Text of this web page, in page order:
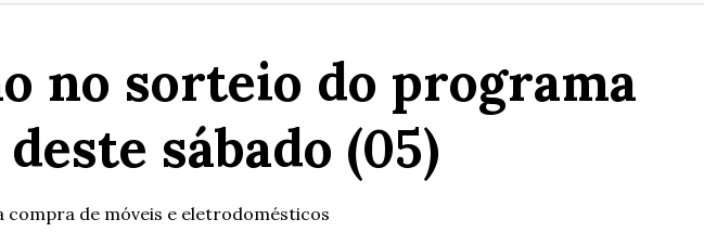
no sorteio do programa
sábado (05)
compra de móveis e eletrodomésticos